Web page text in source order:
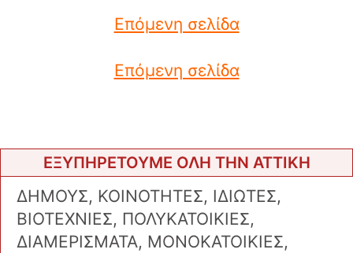
Επόμενη σελίδα
Επόμενη σελίδα
ΕΞΥΠΗΡΕΤΟΥΜΕ ΟΛΗ ΤΗΝ ΑΤΤΙΚΗ
ΔΗΜΟΥΣ, ΚΟΙΝΟΤΗΤΕΣ, ΙΔΙΩΤΕΣ,
ΒΙΟΤΕΧΝΙΕΣ, ΠΟΛΥΚΑΤΟΙΚΙΕΣ,
ΔΙΑΜΕΡΙΣΜΑΤΑ, ΜΟΝΟΚΑΤΟΙΚΙΕΣ,